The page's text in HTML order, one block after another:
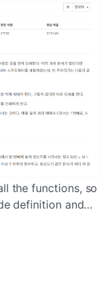
the functions, so
definition and